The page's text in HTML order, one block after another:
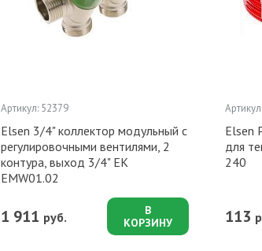
Артикул: 52379
Elsen 3/4" коллектор модульный с
регулировочными вентилями, 2
контура, выход 3/4" ЕК
EMW01.02
1 911 руб.
В
КОРЗИНУ
Elsen
для
240
113